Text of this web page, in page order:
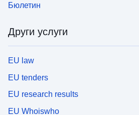
Бюлетин
Други услуги
EU law
EU tenders
EU research results
EU Whoiswho